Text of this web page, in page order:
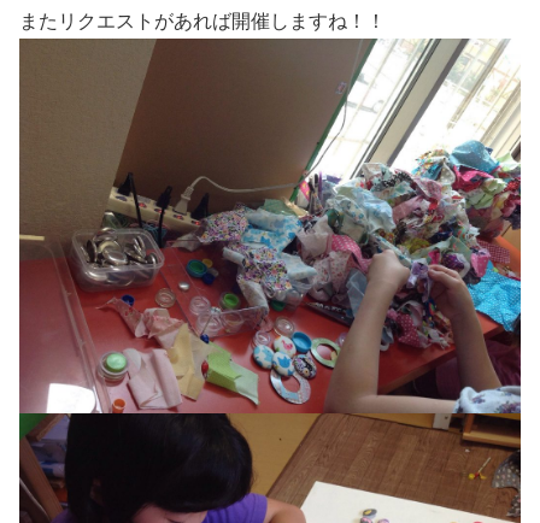
またリクエストがあれば開催しますね！！